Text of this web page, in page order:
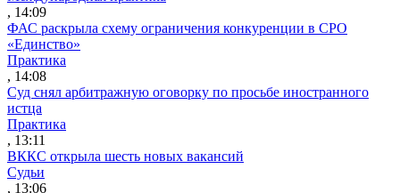
, 14:09
ФАС раскрыла схему ограничения конкуренции в СРО
«Единство»
Практика
, 14:08
Суд снял арбитражную оговорку по просьбе иностранного
истца
Практика
, 13:11
ВККС открыла шесть новых вакансий
Судьи
, 13:06